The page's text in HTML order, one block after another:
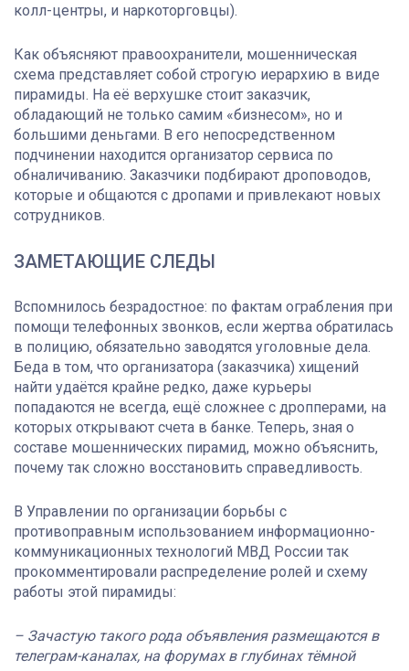
колл-центры, и наркоторговцы).
Как объясняют правоохранители, мошенническая
схема представляет собой строгую иерархию в виде
пирамиды. На её верхушке стоит заказчик,
обладающий не только самим «бизнесом», но и
большими деньгами. В его непосредственном
подчинении находится организатор сервиса по
обналичиванию. Заказчики подбирают дроповодов,
которые и общаются с дропами и привлекают новых
сотрудников.
ЗАМЕТАЮЩИЕ СЛЕДЫ
Вспомнилось безрадостное: по фактам ограбления при
помощи телефонных звонков, если жертва обратилась
в полицию, обязательно заводятся уголовные дела.
Беда в том, что организатора (заказчика) хищений
найти удаётся крайне редко, даже курьеры
попадаются не всегда, ещё сложнее с дропперами, на
которых открывают счета в банке. Теперь, зная о
составе мошеннических пирамид, можно объяснить,
почему так сложно восстановить справедливость.
В Управлении по организации борьбы с
противоправным использованием информационно-
коммуникационных технологий МВД России так
прокомментировали распределение ролей и схему
работы этой пирамиды:
– Зачастую такого рода объявления размещаются в
телеграм-каналах, на форумах в глубинах тёмной